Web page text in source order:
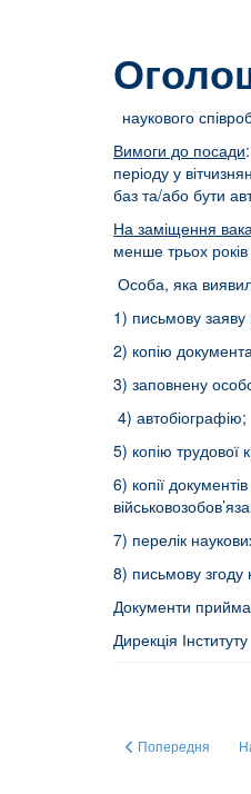
наукового
Вимоги до посади
періоду у
баз та/або бути
На заміщення
менше трьох
Особа, яка
1) письмову заяву
2) копію
3) заповнену
4) автобіографію;
5) копію трудової
6) копії
7) перелік
8) письмову
Документи
Дирекція Інституту
Попередня стаття:
Попередня